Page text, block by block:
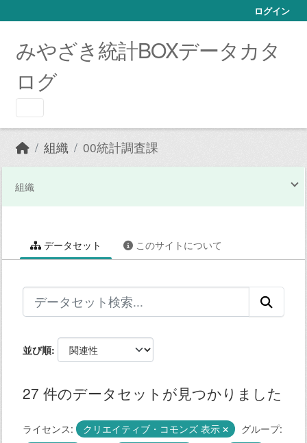
ログイン
みやざき統計BOXデータカタ
ログ
組織 00統計調査課
組織
データセット このサイトについて
並び順
27 件のデータセットが見つかりました
ライセンス: クリエイティブ・コモンズ 表示
グループ: